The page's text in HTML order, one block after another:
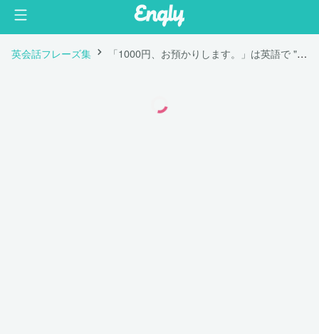
英会話フレーズ集 「1000円、お預かりします。」は英語で "Out of one thousand yen."